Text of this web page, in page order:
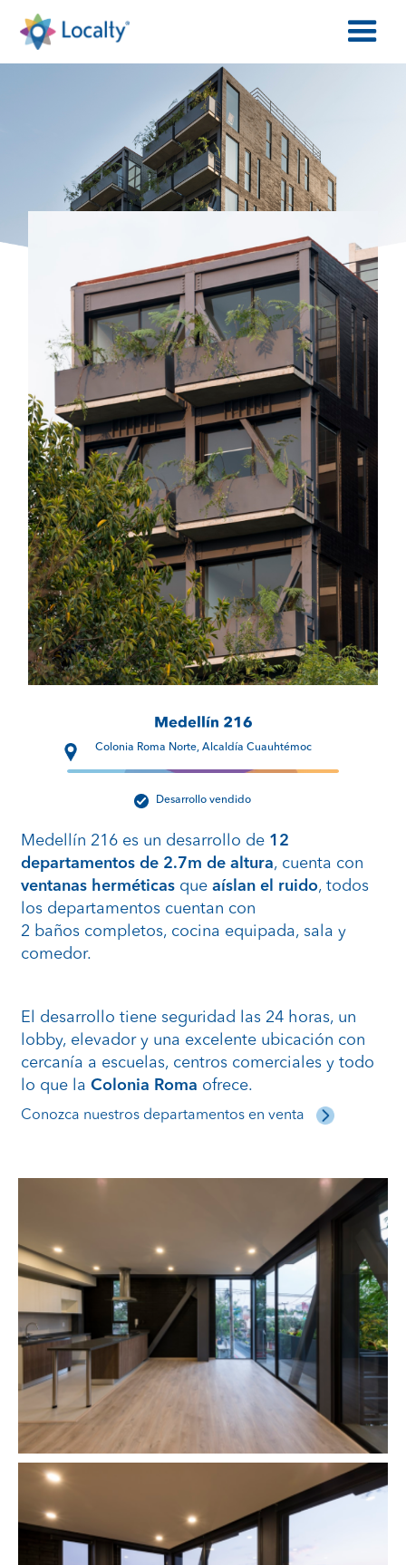
Colonia Roma Norte, Alcaldía Cuauhtémoc
Desarrollo vendido
Medellín 216 es un desarrollo de 12
departamentos de 2.7m de altura, cuenta con
ventanas herméticas que aíslan el ruido, todos
los departamentos cuentan con
2 baños completos, cocina equipada, sala y
comedor.
El desarrollo tiene seguridad las 24 horas, un
lobby, elevador y una excelente ubicación con
cercanía a escuelas, centros comerciales y todo
lo que la Colonia Roma ofrece.
Conozca nuestros departamentos en venta